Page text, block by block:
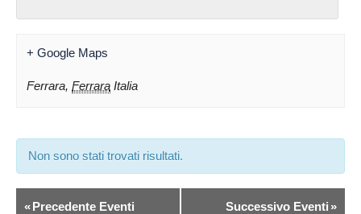
+ Google Maps
Ferrara, Ferrara Italia
Non sono stati trovati risultati.
«Precedente Eventi Successivo Eventi »